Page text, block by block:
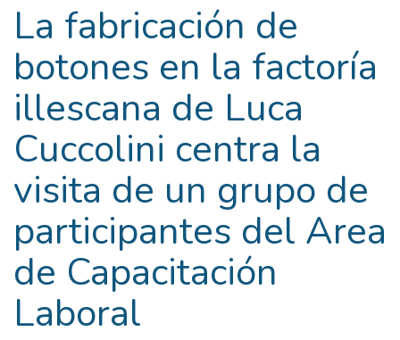
La fabricación de
botones en la factoría
illescana de Luca
Cuccolini centra la
visita de un grupo de
participantes del Area
de Capacitación
Laboral